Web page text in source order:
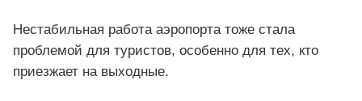
Нестабильная работа аэропорта тоже стала
проблемой для туристов, особенно для тех, кто
приезжает на выходные.